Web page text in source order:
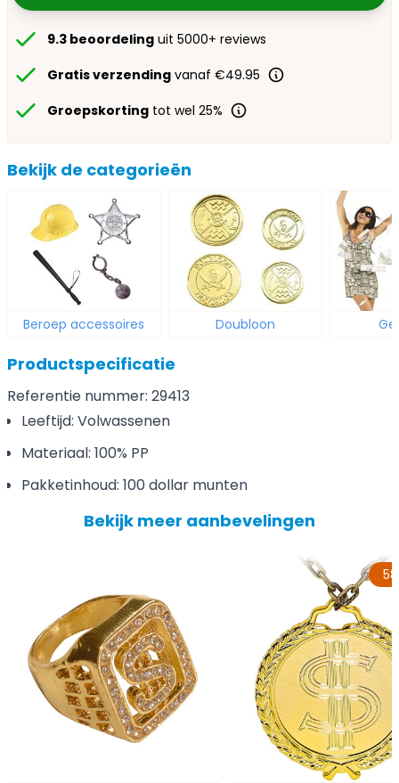
9.3 beoordeling uit 5000+ reviews
Gratis verzending vanaf €49.95
Groepskorting tot wel 25%
Bekijk de categorieën
Beroep accessoires Doubloon
Productspecificatie
Referentie nummer: 29413
Leeftijd: Volwassenen
Materiaal: 100% PP
Pakketinhoud: 100 dollar munten
Bekijk meer aanbevelingen